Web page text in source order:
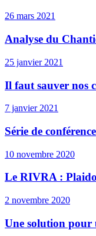
26 mars 2021
Analyse du
25 janvier 2021
Il faut sauver nos
7 janvier 2021
Série de
10 novembre 2020
Le RIVRA :
2 novembre 2020
Une solution pour